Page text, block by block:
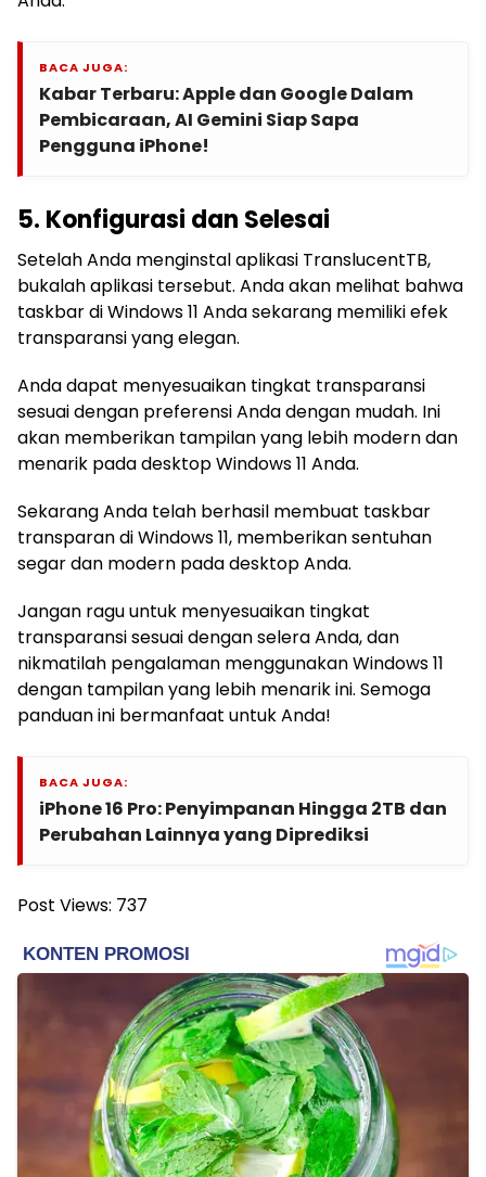
BACA JUGA:
Kabar Terbaru: Apple dan Google Dalam
Pembicaraan, AI Gemini Siap Sapa
Pengguna iPhone!
5. Konfigurasi dan Selesai
Setelah Anda menginstal aplikasi TranslucentTB,
bukalah aplikasi tersebut. Anda akan melihat bahwa
taskbar di Windows 11 Anda sekarang memiliki efek
transparansi yang elegan.
Anda dapat menyesuaikan tingkat transparansi
sesuai dengan preferensi Anda dengan mudah. Ini
akan memberikan tampilan yang lebih modern dan
menarik pada desktop Windows 11 Anda.
Sekarang Anda telah berhasil membuat taskbar
transparan di Windows 11, memberikan sentuhan
segar dan modern pada desktop Anda.
Jangan ragu untuk menyesuaikan tingkat
transparansi sesuai dengan selera Anda, dan
nikmatilah pengalaman menggunakan Windows 11
dengan tampilan yang lebih menarik ini. Semoga
panduan ini bermanfaat untuk Anda!
BACA JUGA:
iPhone 16 Pro: Penyimpanan Hingga 2TB dan
Perubahan Lainnya yang Diprediksi
Post Views: 737